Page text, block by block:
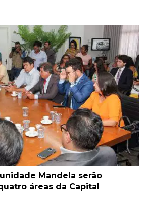
Mandela serão
áreas da Capital